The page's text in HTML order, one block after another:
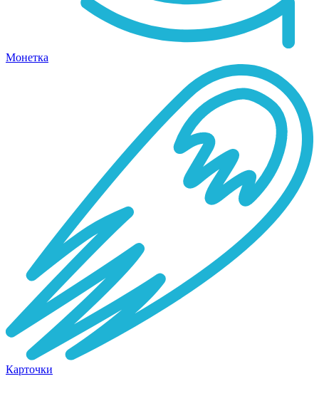
Монетка
Карточки